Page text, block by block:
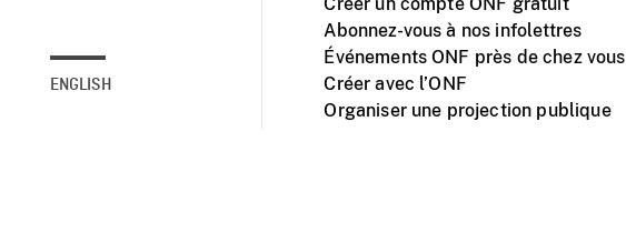
ENGLISH
Abonnez-vous à nos infolettres
Événements ONF près de chez vous
Créer avec l’ONF
Organiser une projection publique